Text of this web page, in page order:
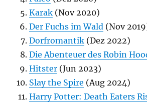
Karak (Nov 2020)
Der Fuchs im Wald (Nov
Dorfromantik (Dez 2022)
Die Abenteuer des Robin
Hitster (Jun 2023)
Slay the Spire (Aug 2024)
Harry Potter: Death Eaters